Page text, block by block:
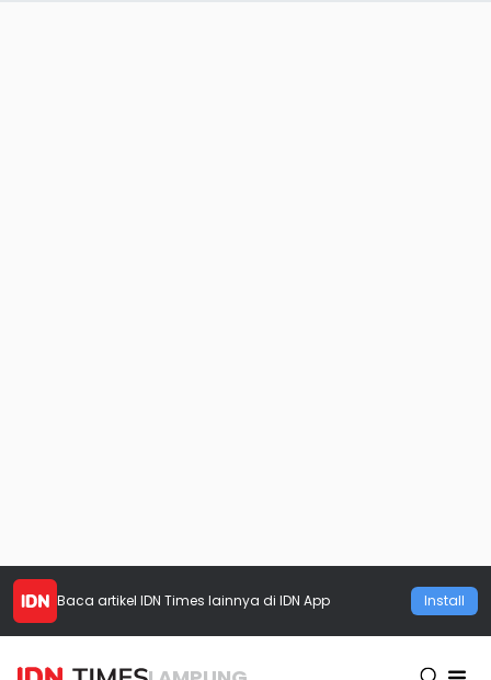
Baca artikel IDN Times lainnya di IDN App Install